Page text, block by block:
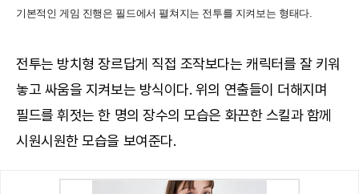
기본적인 게임 진행은 필드에서 펼쳐지는 전투를 지켜보는 형태다.
전투는 방치형 장르답게 직접 조작보다는 캐릭터를 잘 키워
놓고 싸움을 지켜보는 방식이다. 위의 연출들이 더해지며
필드를 휘젓는 한 명의 장수의 모습은 화끈한 스킬과 함께
시원시원한 모습을 보여준다.